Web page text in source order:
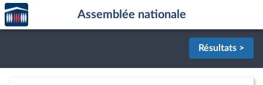
Aller au contenu
Aller en bas de la page
Accèder
à la
page
Assemblée nationale
Résultats >